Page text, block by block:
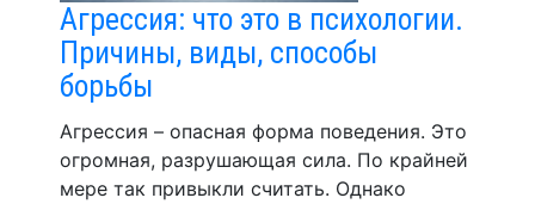
Агрессия: что это в психологии.
Причины, виды, способы
борьбы
Агрессия – опасная форма поведения. Это
огромная, разрушающая сила. По крайней
мере так привыкли считать. Однако